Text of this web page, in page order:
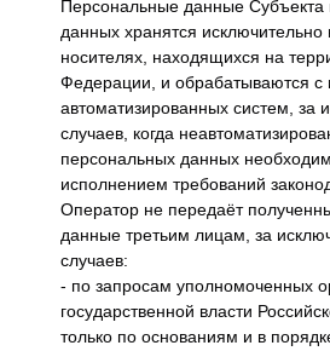
Персональные данные Субъекта
данных хранятся исключительно
носителях, находящихся на
Федерации, и обрабатываются с
автоматизированных систем, за
случаев, когда
персональных данных
исполнением требований
Оператор не передаёт
данные третьим лицам, за
случаев:
- по запросам уполномоченных
государственной власти
только по основаниям и в